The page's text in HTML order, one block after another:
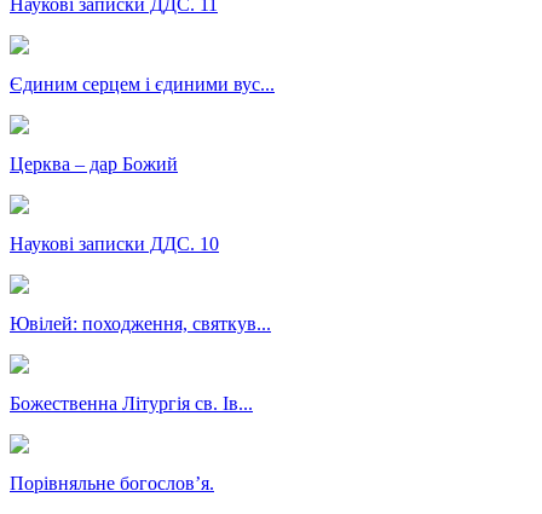
Наукові записки ДДС. 11
Єдиним серцем і єдиними вус...
Церква – дар Божий
Наукові записки ДДС. 10
Ювілей: походження, святкув...
Божественна Літургія св. Ів...
Порівняльне богословʼя.